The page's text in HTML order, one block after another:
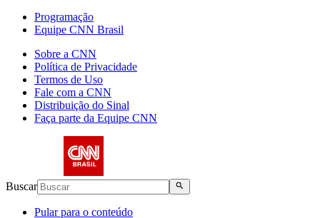
Programação
Equipe CNN Brasil
Sobre a CNN
Política de Privacidade
Termos de Uso
Fale com a CNN
Distribuição do Sinal
Faça parte da Equipe CNN
Buscar
Pular para o conteúdo